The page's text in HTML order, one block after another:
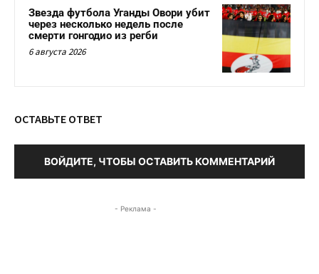
Звезда футбола Уганды Овори убит
через несколько недель после
смерти гонгодио из регби
6 августа 2026
ОСТАВЬТЕ ОТВЕТ
ВОЙДИТЕ, ЧТОБЫ ОСТАВИТЬ КОММЕНТАРИЙ
- Реклама -